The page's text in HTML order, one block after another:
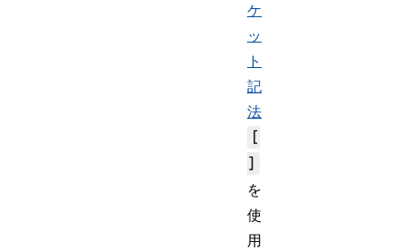
ケ
ッ
ト
記
法
[
]
を
使
用